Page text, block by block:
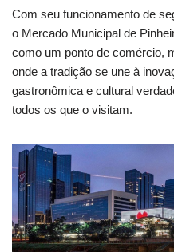
Com seu funcionamento de
o Mercado Municipal de
como um ponto de comércio,
onde a tradição se une à
gastronômica e cultural
todos os que o visitam.